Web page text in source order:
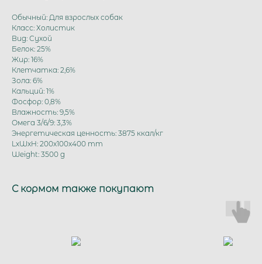
Обычный: Для взрослых собак
Класс: Холистик
Вид: Сухой
Белок: 25%
Жир: 16%
Клетчатка: 2,6%
Зола: 6%
Кальций: 1%
Фосфор: 0,8%
Влажность: 9,5%
Омега 3/6/9: 3,3%
Энергетическая ценность: 3875 ккал/кг
LxWxH: 200x100x400 mm
Weight: 3500 g
С кормом также покупают